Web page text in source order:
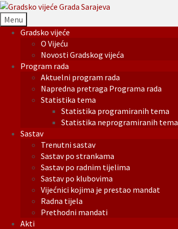
Menu
Gradsko vijeće
O Vijeću
Novosti Gradskog vijeća
Program rada
Aktuelni program rada
Napredna pretraga Programa rada
Statistika tema
Statistika programiranih tema
Statistika neprogramiranih tema
Sastav
Trenutni sastav
Sastav po strankama
Sastav po radnim tijelima
Sastav po klubovima
Vijećnici kojima je prestao mandat
Radna tijela
Prethodni mandati
Akti